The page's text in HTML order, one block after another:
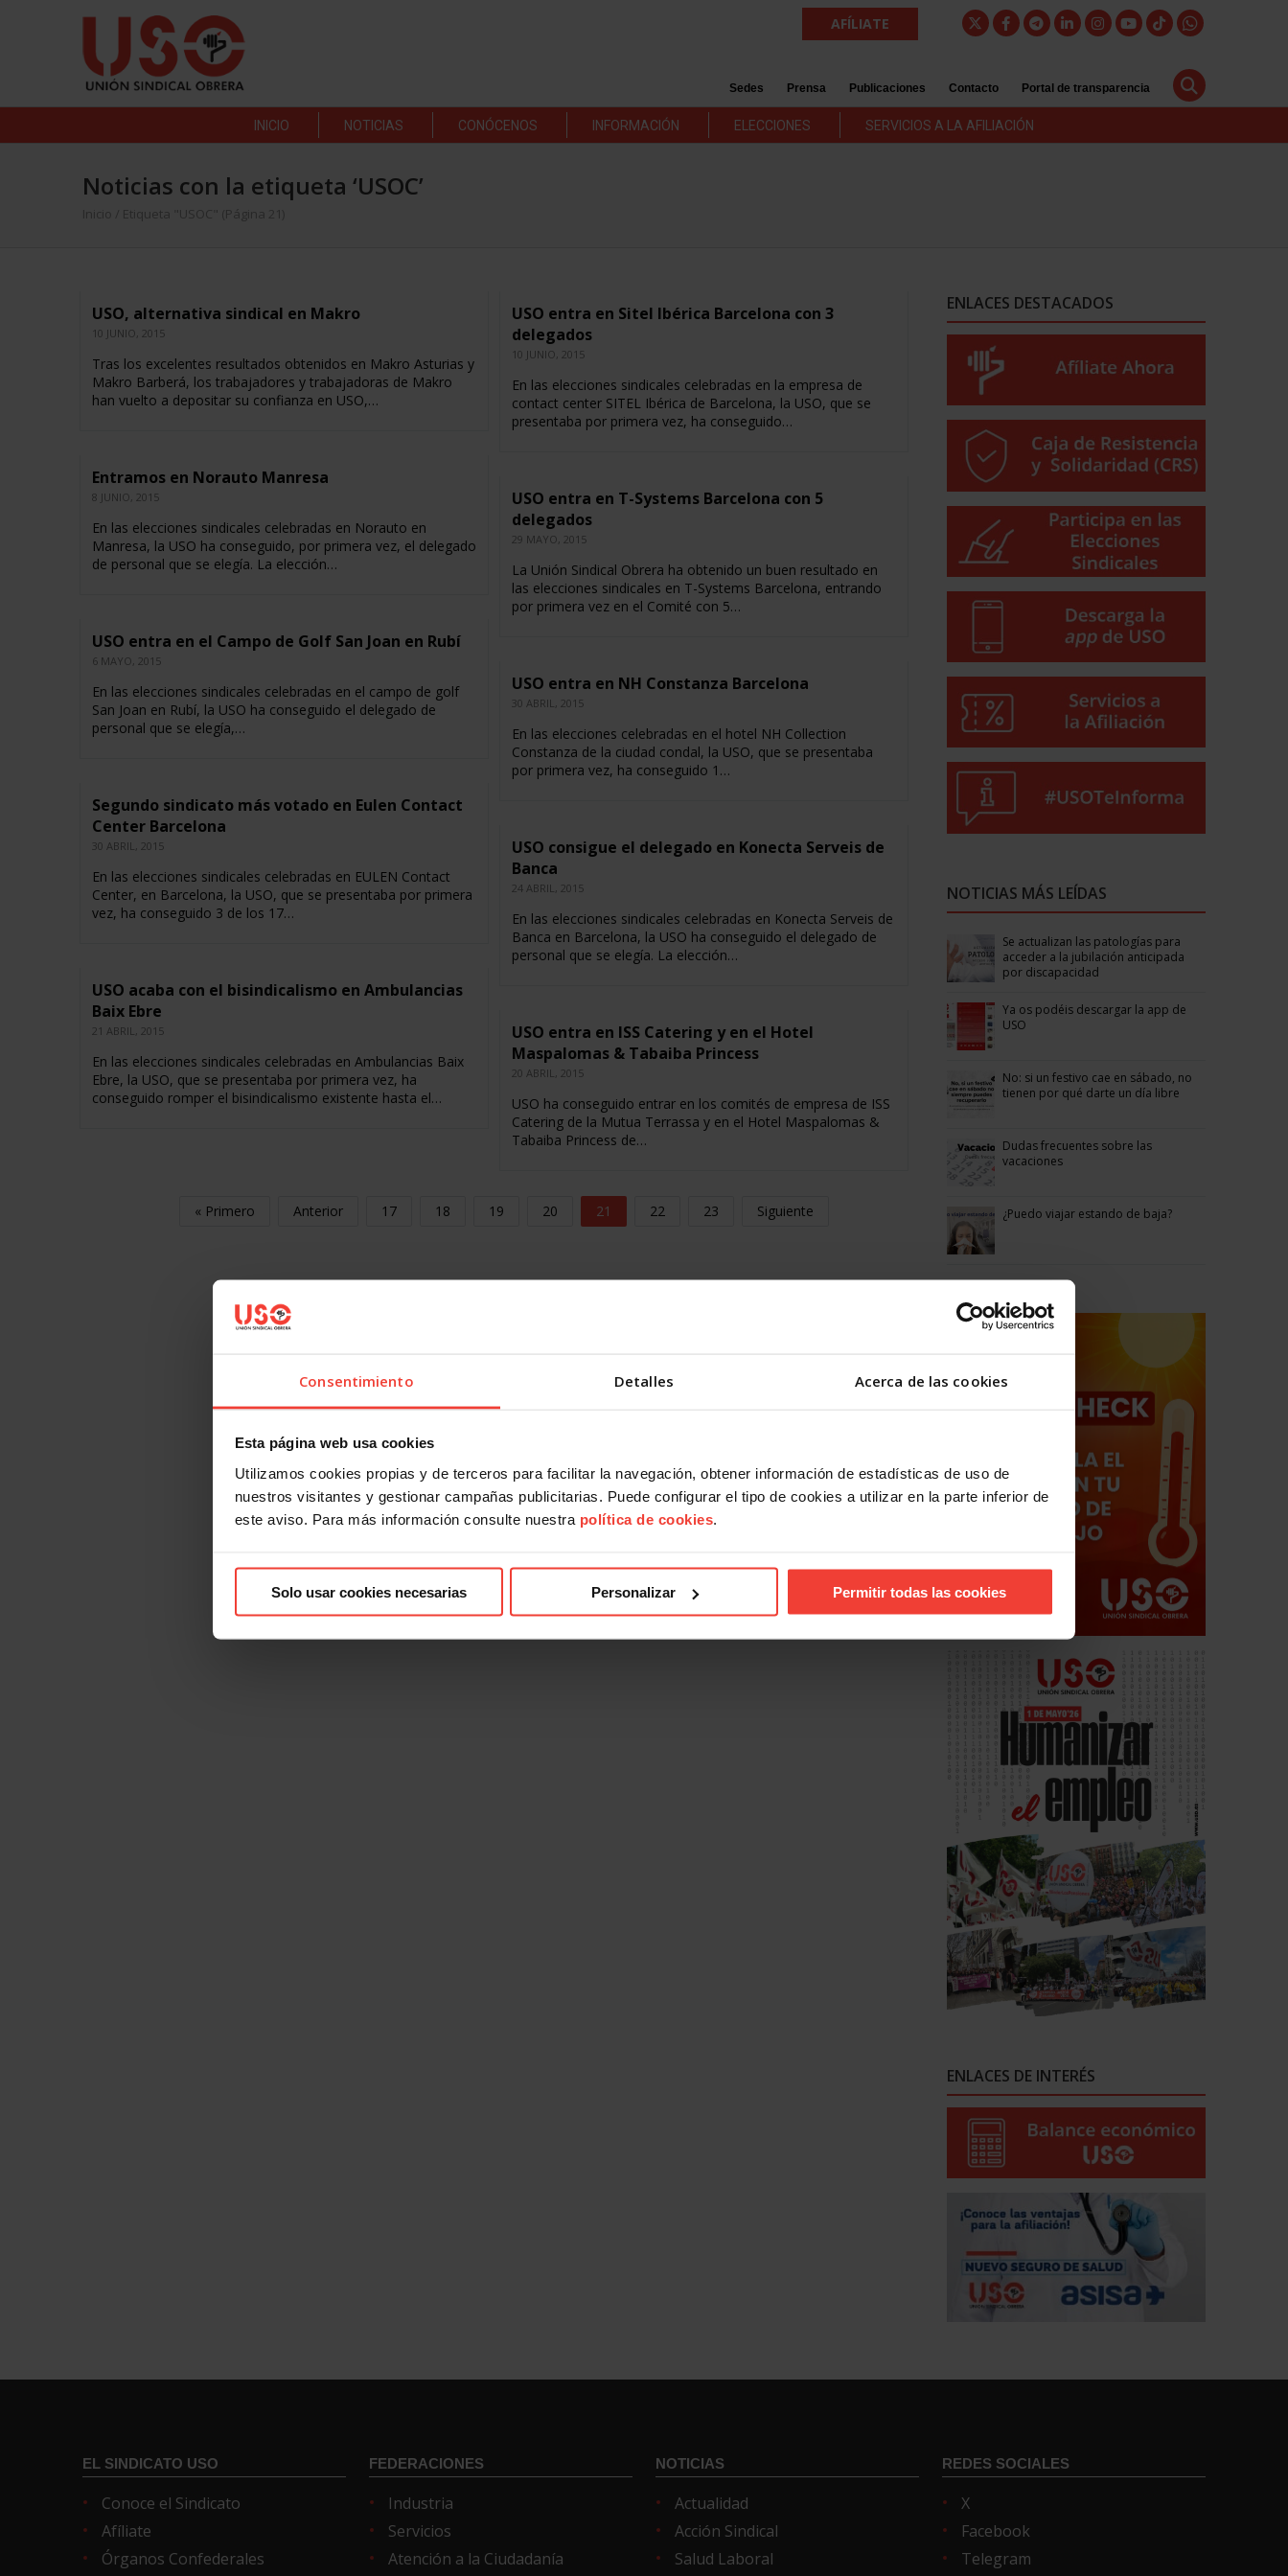
Consentimiento Detalles Acerca de las cookies
Esta página web usa cookies
Utilizamos cookies propias y de terceros para facilitar la navegación, obtener información de estadísticas de uso de
nuestros visitantes y gestionar campañas publicitarias. Puede configurar el tipo de cookies a utilizar en la parte inferior de
este aviso. Para más información consulte nuestra política de cookies.
Solo usar cookies necesarias Personalizar Permitir todas las cookies
AFÍLIATE
Sedes Prensa Publicaciones Contacto Portal de transparencia
INICIO NOTICIAS CONÓCENOS INFORMACIÓN ELECCIONES SERVICIOS A LA AFILIACIÓN
Noticias con la etiqueta ‘USOC’
Inicio Etiqueta "USOC" (Página 21)
USO, alternativa sindical en Makro
10 JUNIO, 2015
Tras los excelentes resultados obtenidos en Makro Asturias y
Makro Barberá, los trabajadores y trabajadoras de Makro
han vuelto a depositar su confianza en USO,…
USO entra en Sitel Ibérica Barcelona con 3
delegados
10 JUNIO, 2015
En las elecciones sindicales celebradas en la empresa de
contact center SITEL Ibérica de Barcelona, la USO, que se
presentaba por primera vez, ha conseguido…
Entramos en Norauto Manresa
8 JUNIO, 2015
En las elecciones sindicales celebradas en Norauto en
Manresa, la USO ha conseguido, por primera vez, el delegado
de personal que se elegía. La elección…
USO entra en T-Systems Barcelona con 5
delegados
29 MAYO, 2015
La Unión Sindical Obrera ha obtenido un buen resultado en
las elecciones sindicales en T-Systems Barcelona, entrando
por primera vez en el Comité con 5…
USO entra en el Campo de Golf San Joan en Rubí
6 MAYO, 2015
En las elecciones sindicales celebradas en el campo de golf
San Joan en Rubí, la USO ha conseguido el delegado de
personal que se elegía,…
USO entra en NH Constanza Barcelona
30 ABRIL, 2015
En las elecciones celebradas en el hotel NH Collection
Constanza de la ciudad condal, la USO, que se presentaba
por primera vez, ha conseguido 1…
Segundo sindicato más votado en Eulen Contact
Center Barcelona
30 ABRIL, 2015
En las elecciones sindicales celebradas en EULEN Contact
Center, en Barcelona, la USO, que se presentaba por primera
vez, ha conseguido 3 de los 17…
USO consigue el delegado en Konecta Serveis de
Banca
24 ABRIL, 2015
En las elecciones sindicales celebradas en Konecta Serveis de
Banca en Barcelona, la USO ha conseguido el delegado de
personal que se elegía. La elección…
USO acaba con el bisindicalismo en Ambulancias
Baix Ebre
21 ABRIL, 2015
En las elecciones sindicales celebradas en Ambulancias Baix
Ebre, la USO, que se presentaba por primera vez, ha
conseguido romper el bisindicalismo existente hasta el…
USO entra en ISS Catering y en el Hotel
Maspalomas & Tabaiba Princess
20 ABRIL, 2015
USO ha conseguido entrar en los comités de empresa de ISS
Catering de la Mutua Terrassa y en el Hotel Maspalomas &
Tabaiba Princess de…
« Primero Anterior 17 18 19 20 21 22 23 Siguiente
ENLACES DESTACADOS
NOTICIAS MÁS LEÍDAS
Se actualizan las patologías para
acceder a la jubilación anticipada
por discapacidad
Ya os podéis descargar la app de
USO
No: si un festivo cae en sábado, no
tienen por qué darte un día libre
Dudas frecuentes sobre las
vacaciones
¿Puedo viajar estando de baja?
ENLACES DE INTERÉS
EL SINDICATO USO
Conoce el Sindicato
Afíliate
Órganos Confederales
FEDERACIONES
Industria
Servicios
Atención a la Ciudadanía
NOTICIAS
Actualidad
Acción Sindical
Salud Laboral
REDES SOCIALES
X
Facebook
Telegram